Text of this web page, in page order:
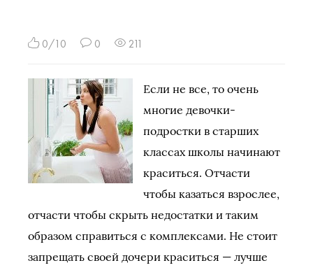
0/10 0 211
Если не все, то очень
многие девочки-
подростки в старших
классах школы начинают
краситься. Отчасти
чтобы казаться взрослее,
отчасти чтобы скрыть недостатки и таким
образом справиться с комплексами. Не стоит
запрещать своей дочери краситься — лучше